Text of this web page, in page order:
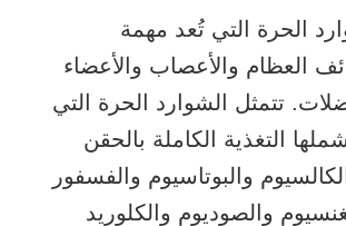
الحرة التي تُعد مهمة
العظام والأعصاب والأعضاء
تتمثل الشوارد الحرة التي
التغذية الكاملة بالحقن
والبوتاسيوم والفسفور
والصوديوم والكلوريد